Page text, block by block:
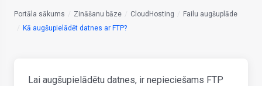
Portāla sākums Zināšanu bāze CloudHosting
Failu augšuplāde
Kā augšupielādēt datnes ar FTP?
Lai augšupielādētu datnes, ir nepieciešams FTP